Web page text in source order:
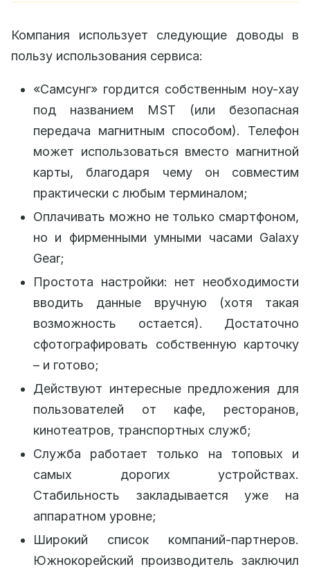
Компания использует следующие доводы в
пользу использования сервиса:
«Самсунг» гордится собственным ноу-хау
под названием MST (или безопасная
передача магнитным способом). Телефон
может использоваться вместо магнитной
карты, благодаря чему он совместим
практически с любым терминалом;
Оплачивать можно не только смартфоном,
но и фирменными умными часами Galaxy
Gear;
Простота настройки: нет необходимости
вводить данные вручную (хотя такая
возможность остается). Достаточно
сфотографировать собственную карточку
– и готово;
Действуют интересные предложения для
пользователей от кафе, ресторанов,
кинотеатров, транспортных служб;
Служба работает только на топовых и
самых дорогих устройствах.
Стабильность закладывается уже на
аппаратном уровне;
Широкий список компаний-партнеров.
Южнокорейский производитель заключил